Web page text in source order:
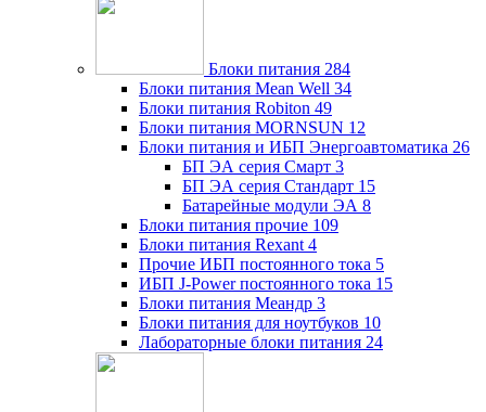
Блоки питания 284
Блоки питания Mean Well 34
Блоки питания Robiton 49
Блоки питания MORNSUN 12
Блоки питания и ИБП Энергоавтоматика 26
БП ЭА серия Смарт 3
БП ЭА серия Стандарт 15
Батарейные модули ЭА 8
Блоки питания прочие 109
Блоки питания Rexant 4
Прочие ИБП постоянного тока 5
ИБП J-Power постоянного тока 15
Блоки питания Меандр 3
Блоки питания для ноутбуков 10
Лабораторные блоки питания 24